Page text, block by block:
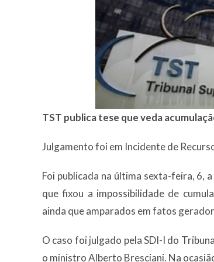
TST publica tese que veda
Julgamento foi em Incidente de
Foi publicada na última sexta-feira, 6,
que fixou a impossibilidade de
ainda que amparados em fatos
O caso foi julgado pela SDI-I do
o ministro Alberto Bresciani. Na